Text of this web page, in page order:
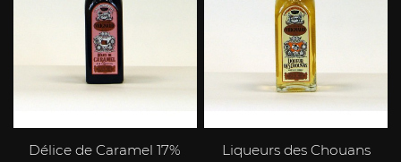
Délice de Caramel 17%
Liqueurs des Chouans